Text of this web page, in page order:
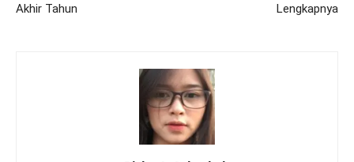
Akhir Tahun
Lengkapnya